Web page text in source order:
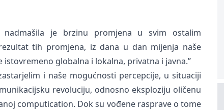
je brzinu promjena u svim ostalim
tih promjena, iz dana u dan mijenja naše
globalna i lokalna, privatna i javna.”
i naše mogućnosti percepcije, u situaciji
revoluciju, odnosno eksploziju oličenu
computication. Dok su vođene rasprave o tome